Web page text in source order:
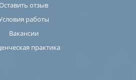
отзыв
работы
Вакансии
практика